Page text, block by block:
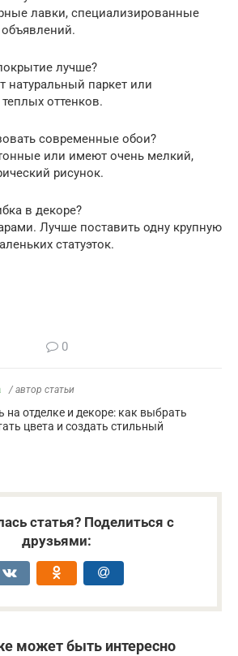
лавки, специализированные
лучше?
натуральный паркет или
оттенков.
современные обои?
или имеют очень мелкий,
рисунок.
в декоре?
Лучше поставить одну крупную
статуэток.
0
/ автор статьи
на отделке и декоре: как выбрать
цвета и создать стильный
статья? Поделиться с
друзьями:
может быть интересно